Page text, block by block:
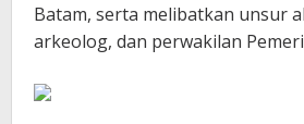
Batam, serta melibatkan unsur
arkeolog, dan perwakilan